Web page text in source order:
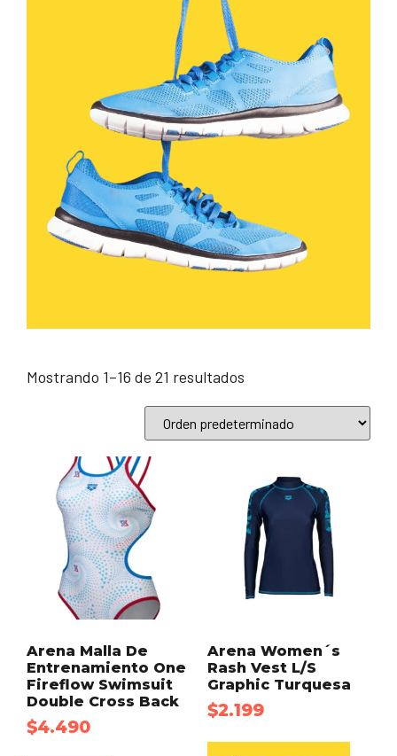
Mostrando 1–16 de 21 resultados
Arena Malla De
Entrenamiento One
Fireflow Swimsuit
Double Cross Back
$4.490
Arena Women´s
Rash Vest L/S
Graphic Turquesa
$2.199